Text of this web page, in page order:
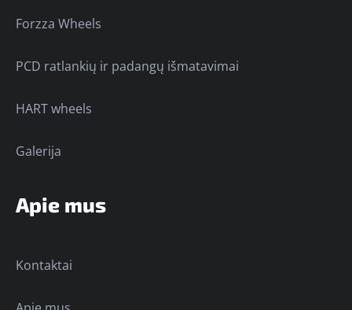
Forzza Wheels
PCD ratlankių ir padangų išmatavimai
HART wheels
Galerija
Apie mus
Kontaktai